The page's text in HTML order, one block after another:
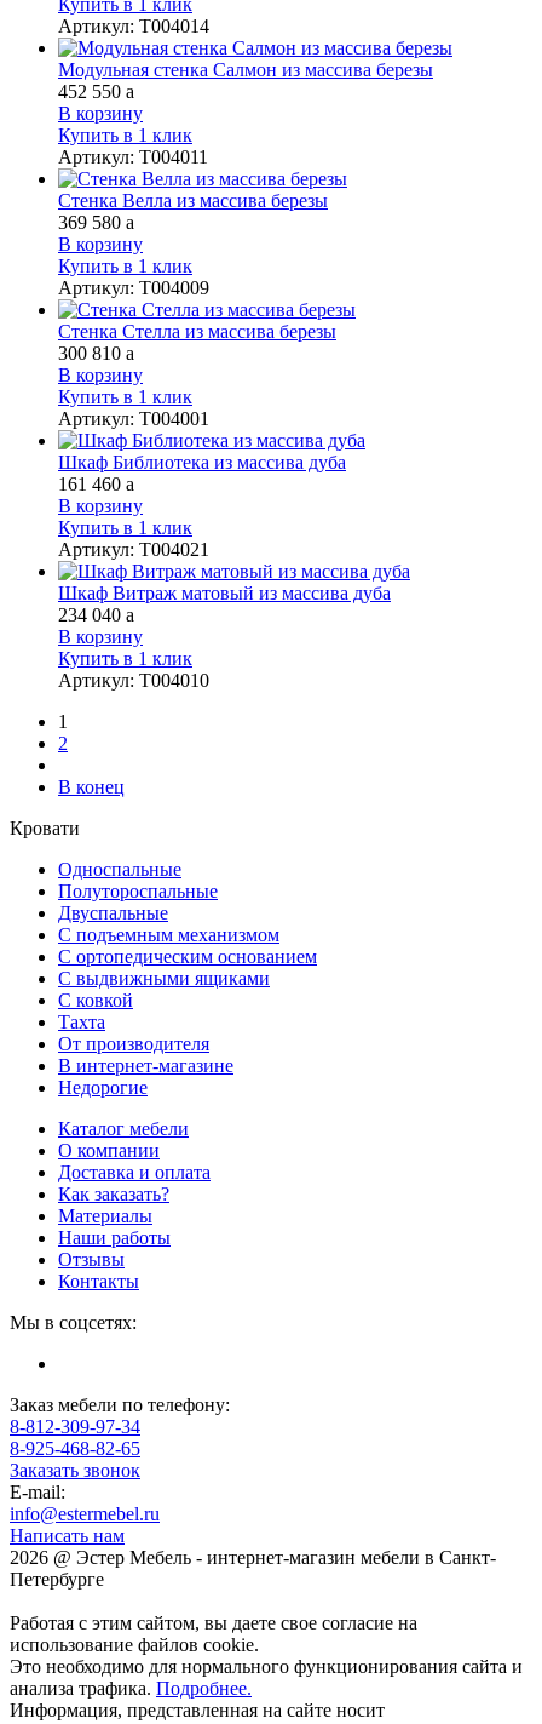
Артикул: Т004014
Модульная стенка Салмон из массива березы
452 550 a
В корзину
Купить в 1 клик
Артикул: Т004011
Стенка Велла из массива березы
369 580 a
В корзину
Купить в 1 клик
Артикул: Т004009
Стенка Стелла из массива березы
300 810 a
В корзину
Купить в 1 клик
Артикул: Т004001
Шкаф Библиотека из массива дуба
161 460 a
В корзину
Купить в 1 клик
Артикул: Т004021
Шкаф Витраж матовый из массива дуба
234 040 a
В корзину
Купить в 1 клик
Артикул: Т004010
1
2
В конец
Кровати
Односпальные
Полутороспальные
Двуспальные
С подъемным механизмом
С ортопедическим основанием
С выдвижными ящиками
С ковкой
Тахта
От производителя
В интернет-магазине
Недорогие
Каталог мебели
О компании
Доставка и оплата
Как заказать?
Материалы
Наши работы
Отзывы
Контакты
Мы в соцсетях:
Заказ мебели по телефону:
8-812-309-97-34
8-925-468-82-65
Заказать звонок
E-mail:
info@estermebel.ru
Написать нам
2026 @ Эстер Мебель - интернет-магазин мебели в Санкт-
Петербурге
Работая с этим сайтом, вы даете свое согласие на
использование файлов cookie.
Это необходимо для нормального функционирования сайта и
анализа трафика. Подробнее.
Информация, представленная на сайте носит